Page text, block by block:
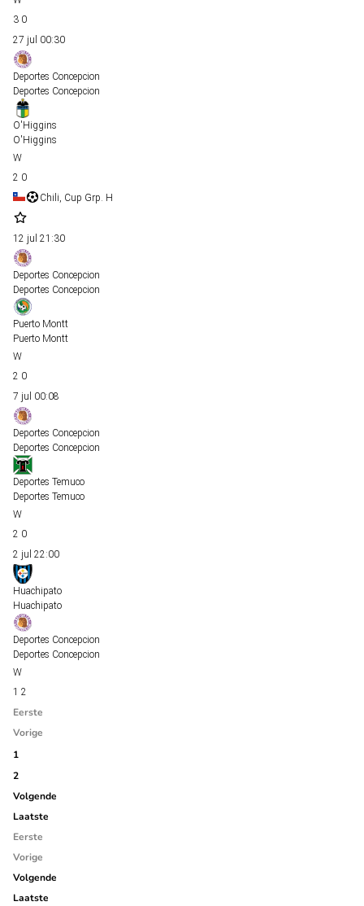
3 0
27 jul 00:30
Deportes Concepcion
Deportes Concepcion
O'Higgins
O'Higgins
2 0
Chili, Cup Grp. H
12 jul 21:30
Deportes Concepcion
Deportes Concepcion
Puerto Montt
Puerto Montt
2 0
7 jul 00:08
Deportes Concepcion
Deportes Concepcion
Deportes Temuco
Deportes Temuco
2 0
2 jul 22:00
Huachipato
Huachipato
Deportes Concepcion
Deportes Concepcion
1 2
Eerste
Vorige
1
2
Volgende
Laatste
Eerste
Vorige
Volgende
Laatste